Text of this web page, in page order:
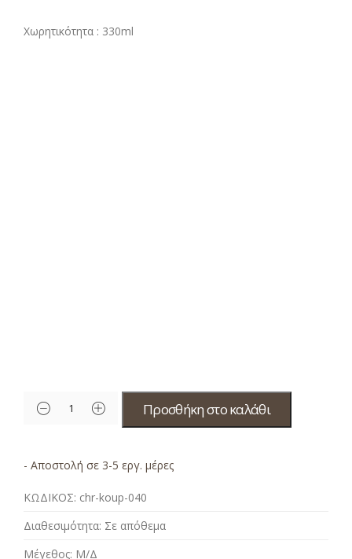
Χωρητικότητα : 330ml
Προσθήκη στο καλάθι
- Αποστολή σε 3-5 εργ. μέρες
ΚΩΔΙΚΟΣ: chr-koup-040
Διαθεσιμότητα: Σε απόθεμα
Μέγεθος: Μ/Δ